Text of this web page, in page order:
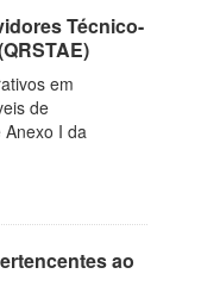
Técnico-
em
de
Anexo I da
ao